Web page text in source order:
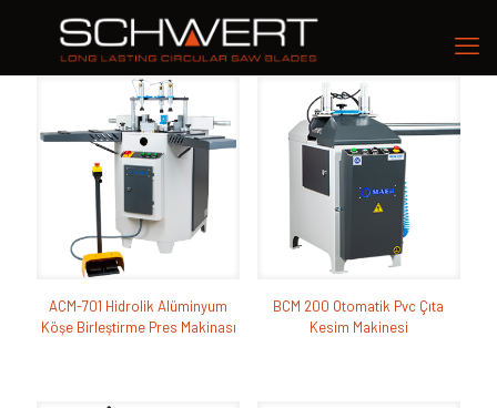
ACM-701 Hidrolik Alüminyum
Köşe Birleştirme Pres Makinası
BCM 200 Otomatik Pvc Çıta
Kesim Makinesi